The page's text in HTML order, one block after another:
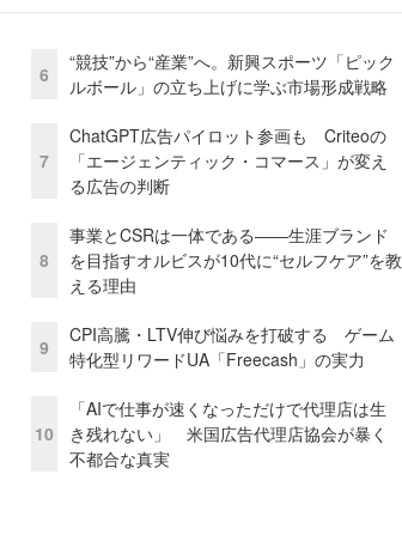
6
“競技”から“産業”へ。新興スポーツ「ピック
ルボール」の立ち上げに学ぶ市場形成戦略
7
ChatGPT広告パイロット参画も Criteoの
「エージェンティック・コマース」が変え
る広告の判断
8
事業とCSRは一体である――生涯ブランド
を目指すオルビスが10代に“セルフケア”を教
える理由
9
CPI高騰・LTV伸び悩みを打破する ゲーム
特化型リワードUA「Freecash」の実力
10
「AIで仕事が速くなっただけで代理店は生
き残れない」 米国広告代理店協会が暴く
不都合な真実